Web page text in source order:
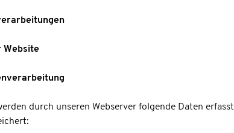
Website
durch unseren Webserver folgende Daten erfasst